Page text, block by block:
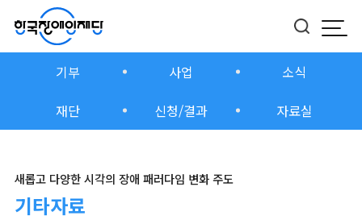
모
버튼
기부 사업
소식
재단
신청/결과 자료실
새롭고 다양한 시각의 장애 패러다임 변화 주도
기타자료